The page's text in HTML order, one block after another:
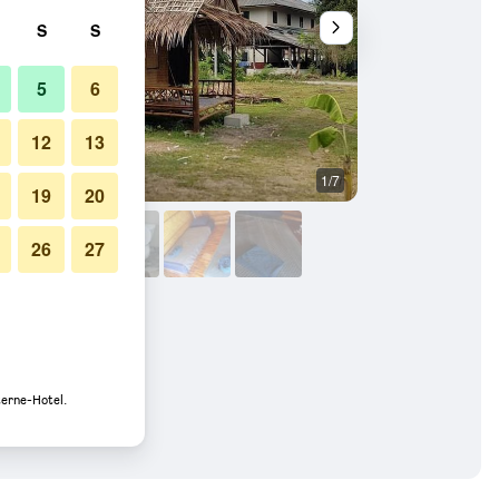
1/7
S S
5 6
12 13
19 20
26 27
Hotel.